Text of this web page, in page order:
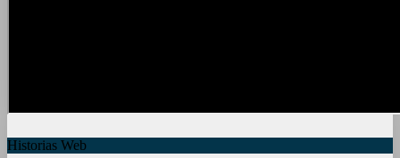
Historias Web